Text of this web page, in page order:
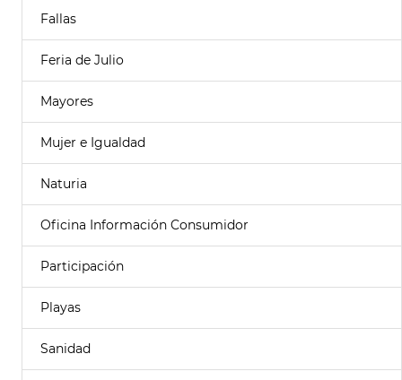
Fallas
Feria de Julio
Mayores
Mujer e Igualdad
Naturia
Oficina Información Consumidor
Participación
Playas
Sanidad